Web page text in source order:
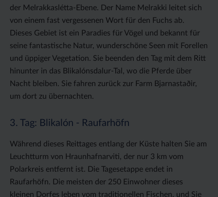
der Melrakkaslétta-Ebene. Der Name Melrakki leitet sich
von einem fast vergessenen Wort für den Fuchs ab.
Dieses Gebiet ist ein Paradies für Vögel und bekannt für
seine fantastische Natur, wunderschöne Seen mit Forellen
und üppiger Vegetation. Sie beenden den Tag mit dem Ritt
hinunter in das Blikalónsdalur-Tal, wo die Pferde über
Nacht bleiben. Sie fahren zurück zur Farm Bjarnastaðir,
um dort zu übernachten.
3. Tag: Blikalón - Raufarhöfn
Während dieses Reittages entlang der Küste halten Sie am
Leuchtturm von Hraunhafnarviti, der nur 3 km vom
Polarkreis entfernt ist. Die Tagesetappe endet in
Raufarhöfn. Die meisten der 250 Einwohner dieses
kleinen Dorfes leben vom traditionellen Fischen, und Sie